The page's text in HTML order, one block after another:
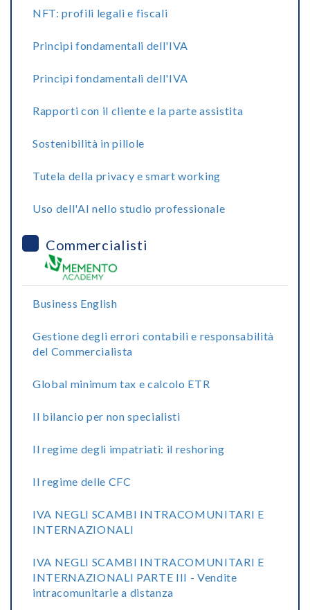
NFT: profili legali e fiscali
Principi fondamentali dell'IVA
Principi fondamentali dell'IVA
Rapporti con il cliente e la parte assistita
Sostenibilità in pillole
Tutela della privacy e smart working
Uso dell'AI nello studio professionale
Commercialisti
Business English
Gestione degli errori contabili e responsabilità
del Commercialista
Global minimum tax e calcolo ETR
Il bilancio per non specialisti
Il regime degli impatriati: il reshoring
Il regime delle CFC
IVA NEGLI SCAMBI INTRACOMUNITARI E
INTERNAZIONALI
IVA NEGLI SCAMBI INTRACOMUNITARI E
INTERNAZIONALI PARTE III - Vendite
intracomunitarie a distanza